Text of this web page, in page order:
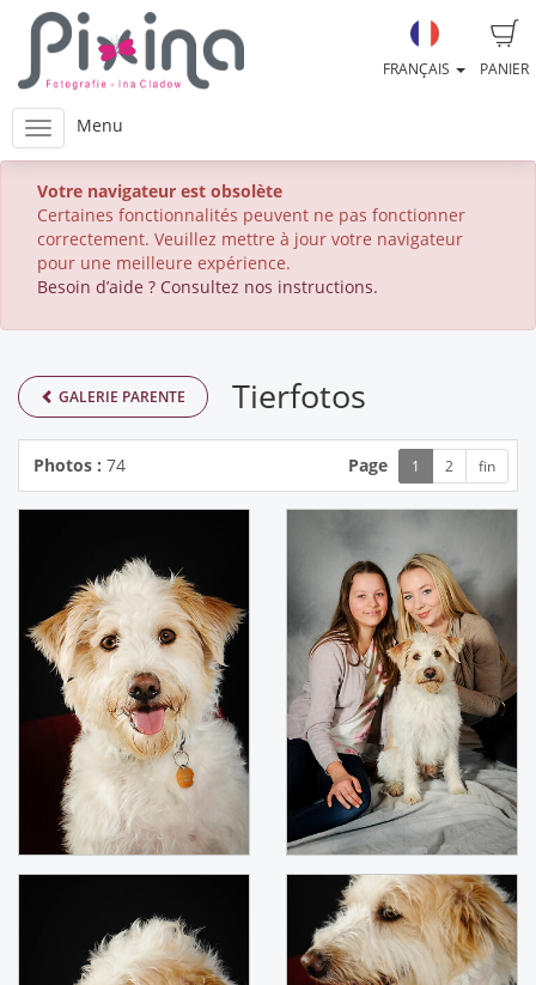
PANIER
FRANÇAIS
Menu
Votre navigateur est obsolète
Certaines fonctionnalités peuvent ne pas fonctionner
correctement. Veuillez mettre à jour votre navigateur
pour une meilleure expérience.
Besoin d’aide ? Consultez nos instructions.
GALERIE PARENTE Tierfotos
Photos : 74 Page 1 2 fin